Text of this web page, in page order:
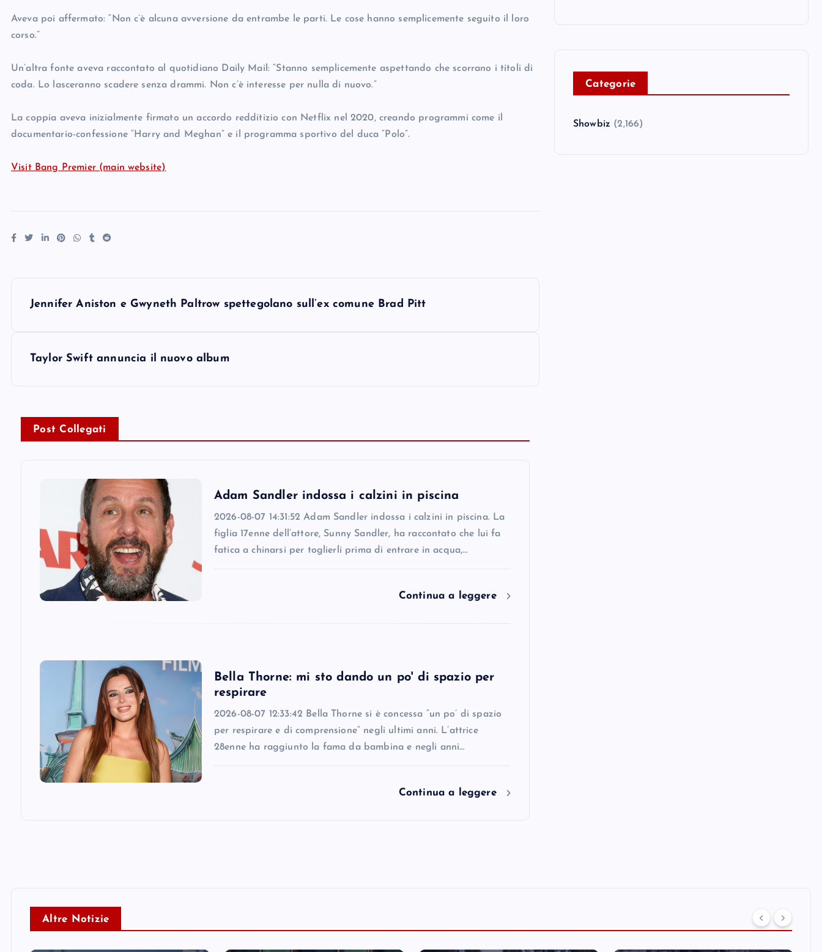
Aveva poi affermato: “Non c’è alcuna avversione da entrambe le parti. Le cose hanno semplicemente seguito il loro
corso.”
Un’altra fonte aveva raccontato al quotidiano Daily Mail: “Stanno semplicemente aspettando che scorrano i titoli di
coda. Lo lasceranno scadere senza drammi. Non c’è interesse per nulla di nuovo.”
La coppia aveva inizialmente firmato un accordo redditizio con Netflix nel 2020, creando programmi come il
documentario-confessione “Harry and Meghan” e il programma sportivo del duca “Polo”.
Visit Bang Premier (main website)
Jennifer Aniston e Gwyneth Paltrow spettegolano sull’ex comune Brad Pitt
Taylor Swift annuncia il nuovo album
Post Collegati
Adam Sandler indossa i calzini in piscina
2026-08-07 14:31:52 Adam Sandler indossa i calzini in piscina. La
figlia 17enne dell’attore, Sunny Sandler, ha raccontato che lui fa
fatica a chinarsi per toglierli prima di entrare in acqua,…
Continua a leggere
Bella Thorne: mi sto dando un po' di spazio per
respirare
2026-08-07 12:33:42 Bella Thorne si è concessa “un po’ di spazio
per respirare e di comprensione” negli ultimi anni. L’attrice
28enne ha raggiunto la fama da bambina e negli anni…
Continua a leggere
Categorie
Showbiz (2,166)
Altre Notizie